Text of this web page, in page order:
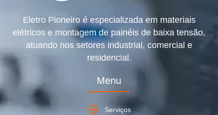
Eletro Pioneiro é especializada em materiais
elétricos e montagem de painéis de baixa tensão,
atuando nos setores industrial, comercial e
residencial.
Menu
Serviços